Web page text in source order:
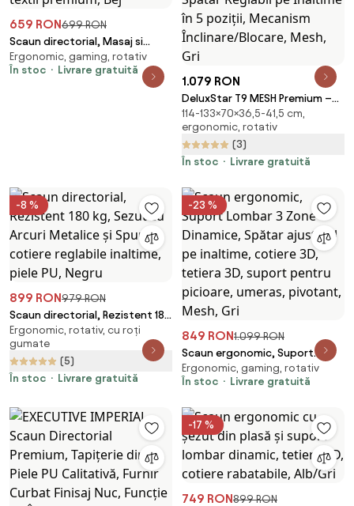
659 RON699 RON
Scaun directorial, Masaj si
Incalzire in 7 puncte, spatar
rabatabil, suport pentru
Ergonomic, gaming, rotativ
În stoc
Livrare gratuită
1.079 RON
DeluxStar T9 MESH Premium –
Scaun Ergonomic, Cotiere 6D,
Suport Lombar Adaptiv, Spătar
Reglabil pe Înaltime în 5 poziții,
Mecanism Înclinare/Blocare,
114-133×70×36,5-41,5 cm,
ergonomic, rotativ
(3)
În stoc
Livrare gratuită
-8 %
899 RON979 RON
Scaun directorial, Rezistent 180
kg, Sezut cu Arcuri Metalice și
Spumă, cotiere reglabile
inaltime, piele PU, Negru
Ergonomic, rotativ, cu roți
gumate
(5)
În stoc
Livrare gratuită
-23 %
849 RON1.099 RON
Scaun ergonomic, Suport
Lombar 3 Zone Dinamice,
Spătar ajustabil pe inaltime,
pentru picioare, umeras,
pivotant, Mesh, Gri
Ergonomic, gaming, rotativ
În stoc
Livrare gratuită
-17 %
749 RON899 RON